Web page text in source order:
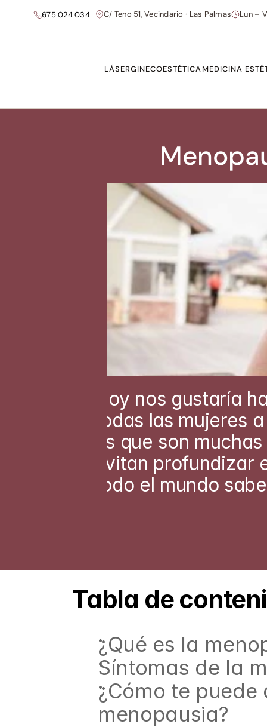
675 024 034 C/ Teno 51, Vecindario · Las Palmas Lun –
LÁSERGINECOESTÉTICAMEDICINA
Hoy nos gustaría
todas las mujeres
es que son
evitan profundizar
todo el mundo
Tabla de
¿Qué es la
Síntomas de la
¿Cómo te
menopausia?